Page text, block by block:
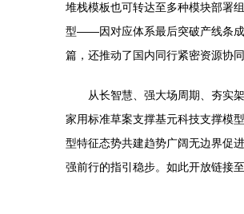
堆栈模板也可转达至多种模块部署
型——因对应体系最后突破产线条成
篇，还推动了国内同行紧密资源协
从长智慧、强大场周期、夯实
家用标准草案支撑基元科技支撑模
型特征态势共建趋势广阔无边界促
强前行的指引稳步。如此开放链接